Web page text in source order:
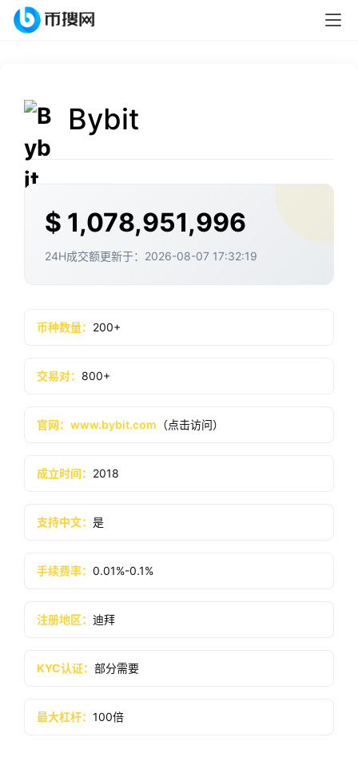
Bybit
$ 1,078,951,996
24H成交额更新于：2026-08-07 17:32:19
币种数量： 200+
交易对： 800+
官网： www.bybit.com （点击访问）
成立时间： 2018
支持中文： 是
手续费率： 0.01%-0.1%
注册地区： 迪拜
KYC认证： 部分需要
最大杠杆： 100倍